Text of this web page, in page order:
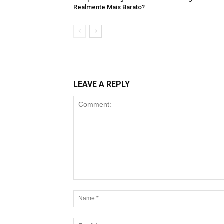
Realmente Mais Barato?
LEAVE A REPLY